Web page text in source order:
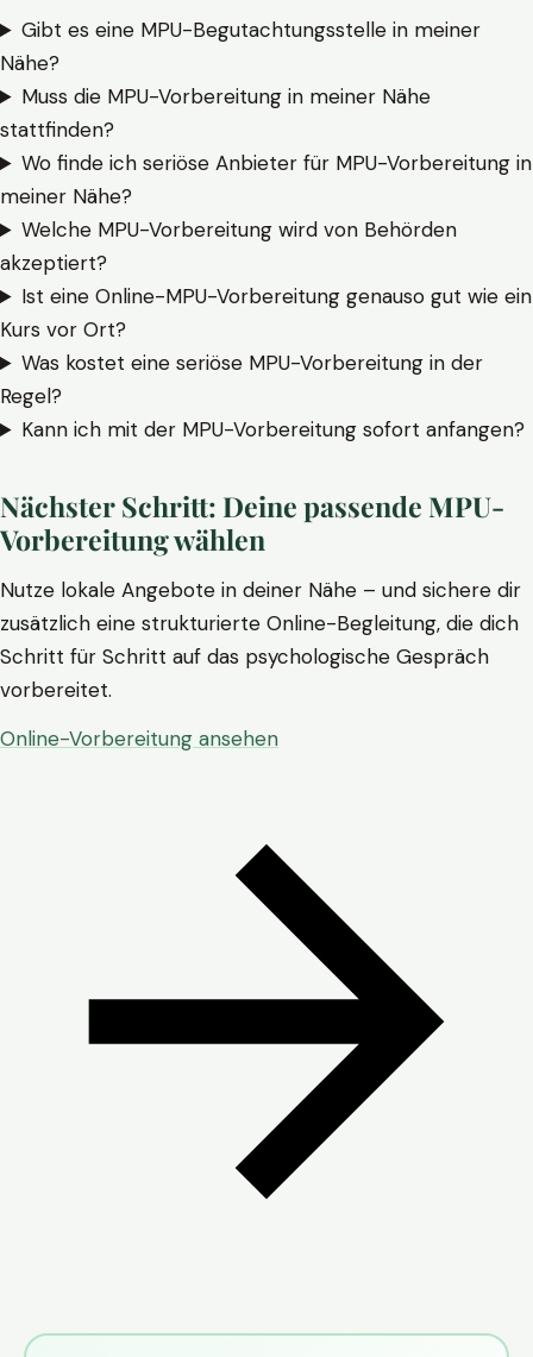
Gibt es eine MPU-Begutachtungsstelle in meiner
Nähe?
Muss die MPU-Vorbereitung in meiner Nähe
stattfinden?
Wo finde ich seriöse Anbieter für MPU-Vorbereitung in
meiner Nähe?
Welche MPU-Vorbereitung wird von Behörden
akzeptiert?
Ist eine Online-MPU-Vorbereitung genauso gut wie ein
Kurs vor Ort?
Was kostet eine seriöse MPU-Vorbereitung in der
Regel?
Kann ich mit der MPU-Vorbereitung sofort anfangen?
Nächster Schritt: Deine passende MPU-
Vorbereitung wählen
Nutze lokale Angebote in deiner Nähe – und sichere dir
zusätzlich eine strukturierte Online-Begleitung, die dich
Schritt für Schritt auf das psychologische Gespräch
vorbereitet.
Online-Vorbereitung ansehen